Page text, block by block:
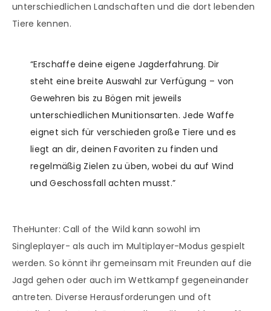
unterschiedlichen Landschaften und die dort lebenden
Tiere kennen.
“Erschaffe deine eigene Jagderfahrung. Dir
steht eine breite Auswahl zur Verfügung – von
Gewehren bis zu Bögen mit jeweils
unterschiedlichen Munitionsarten. Jede Waffe
eignet sich für verschieden große Tiere und es
liegt an dir, deinen Favoriten zu finden und
regelmäßig Zielen zu üben, wobei du auf Wind
und Geschossfall achten musst.”
TheHunter: Call of the Wild kann sowohl im
Singleplayer- als auch im Multiplayer-Modus gespielt
werden. So könnt ihr gemeinsam mit Freunden auf die
Jagd gehen oder auch im Wettkampf gegeneinander
antreten. Diverse Herausforderungen und oft